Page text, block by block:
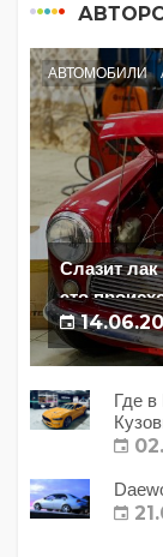
АВТОМОБИЛИ
Слазит
это
Где